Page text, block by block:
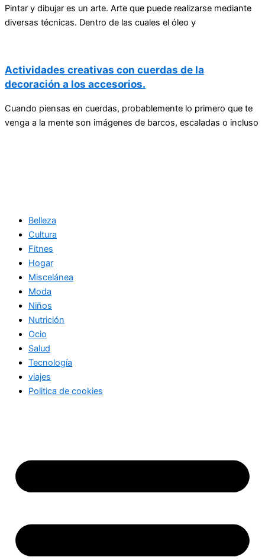
Pintar y dibujar es un arte. Arte que puede realizarse mediante
diversas técnicas. Dentro de las cuales el óleo y
Actividades creativas con cuerdas de la
decoración a los accesorios.
Cuando piensas en cuerdas, probablemente lo primero que te
venga a la mente son imágenes de barcos, escaladas o incluso
Belleza
Cultura
Fitnes
Hogar
Miscelánea
Moda
Niños
Nutrición
Ocio
Salud
Tecnología
viajes
Politica de cookies